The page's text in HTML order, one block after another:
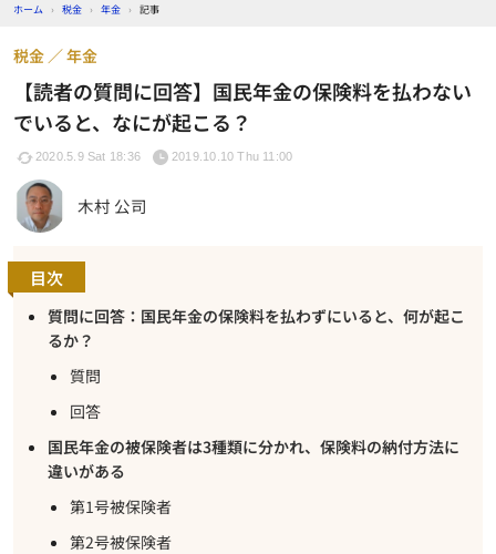
ホーム › 税金 › 年金 › 記事
【読者の質問に回答】国民年金の保険料を払わない
でいると、なにが起こる？
税金 年金
2020.5.9 Sat 18:36 2019.10.10 Thu 11:00
木村 公司
目次
質問に回答：国民年金の保険料を払わずにいると、何が起こ
るか？
質問
回答
国民年金の被保険者は3種類に分かれ、保険料の納付方法に
違いがある
第1号被保険者
第2号被保険者